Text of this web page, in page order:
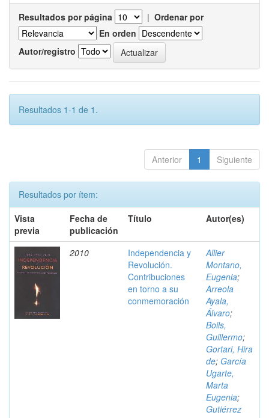
Resultados por página | Ordenar por
En orden
Autor/registro
Resultados 1-1 de 1.
Anterior 1 Siguiente
Resultados por ítem:
Vista
previa
Fecha de
publicación
Título Autor(es)
2010
Independencia y
Revolución.
Contribuciones
en torno a su
conmemoración
Allier
Montano,
Eugenia;
Arreola
Ayala,
Álvaro;
Boils,
Guillermo;
Gortari, Hira
de; García
Ugarte,
Marta
Eugenia;
Gutiérrez